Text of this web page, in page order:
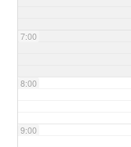
7:00
8:00
9:00